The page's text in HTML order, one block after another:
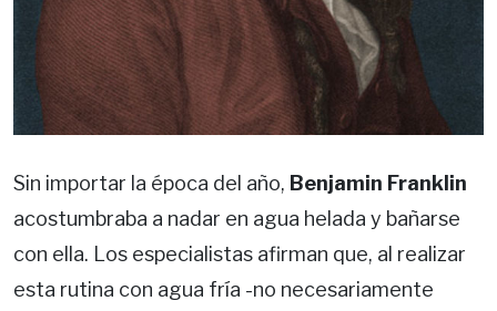
Sin importar la época del año, Benjamin Franklin
acostumbraba a nadar en agua helada y bañarse
con ella. Los especialistas afirman que, al realizar
esta rutina con agua fría -no necesariamente